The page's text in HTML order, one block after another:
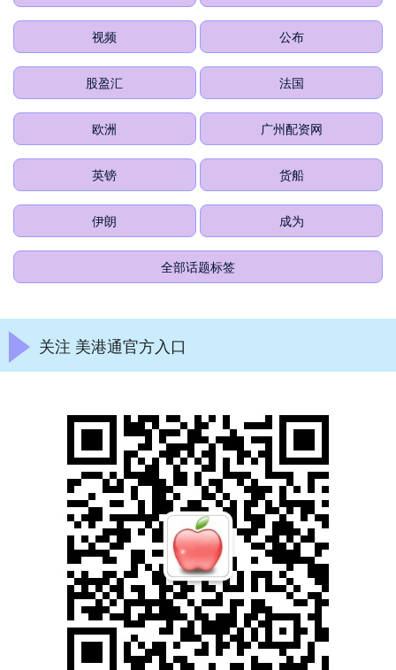
视频 公布
股盈汇 法国
欧洲 广州配资网
英镑 货船
伊朗 成为
全部话题标签
关注 美港通官方入口